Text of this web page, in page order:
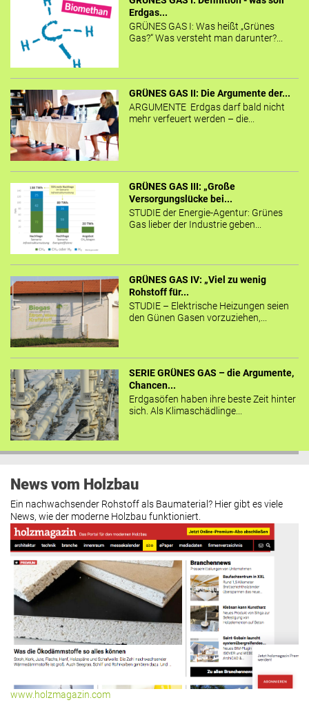
Erdgas...
GRÜNES GAS I: Was heißt „Grünes
Gas?“ Was versteht man darunter?...
GRÜNES GAS II: Die Argumente der...
ARGUMENTE Erdgas darf bald nicht
mehr verfeuert werden – die...
GRÜNES GAS III: „Große
Versorgungslücke bei...
STUDIE der Energie-Agentur: Grünes
Gas lieber der Industrie geben...
GRÜNES GAS IV: „Viel zu wenig
Rohstoff für...
STUDIE – Elektrische Heizungen seien
den Günen Gasen vorzuziehen,...
SERIE GRÜNES GAS – die Argumente,
Chancen...
Erdgasöfen haben ihre beste Zeit hinter
sich. Als Klimaschädlinge...
News vom Holzbau
Ein nachwachsender Rohstoff als Baumaterial? Hier gibt es viele
News, wie der moderne Holzbau funktioniert.
www.holzmagazin.com